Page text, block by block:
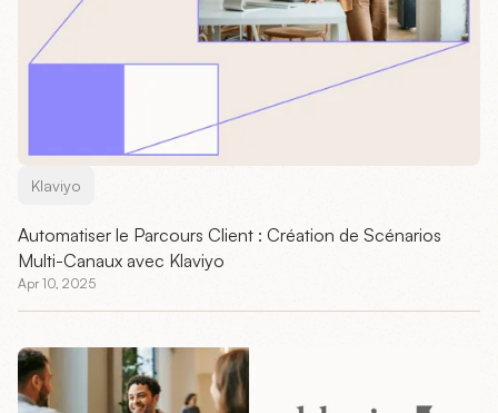
Klaviyo
Automatiser le Parcours Client : Création de Scénarios
Multi-Canaux avec Klaviyo
Apr 10, 2025